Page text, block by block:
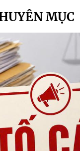
MỤC